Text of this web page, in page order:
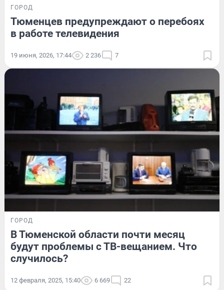
ГОРОД
Тюменцев предупреждают о перебоях
в работе телевидения
19 июня, 2026, 17:44 2 236 7
ГОРОД
В Тюменской области почти месяц
будут проблемы с ТВ-вещанием. Что
случилось?
12 февраля, 2025, 15:40 6 669 22